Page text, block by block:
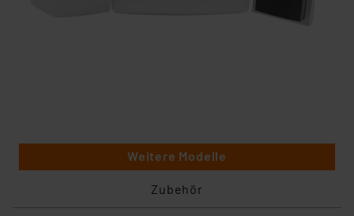
Weitere Modelle
Zubehör